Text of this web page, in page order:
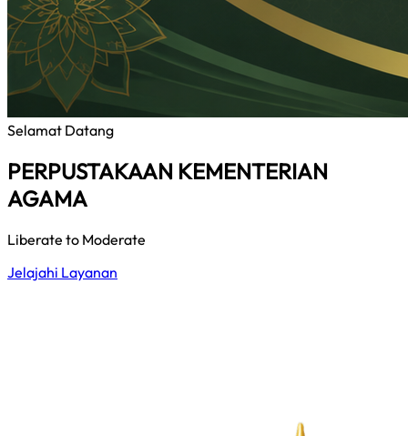
Selamat Datang
PERPUSTAKAAN KEMENTERIAN
AGAMA
Liberate to Moderate
Jelajahi Layanan